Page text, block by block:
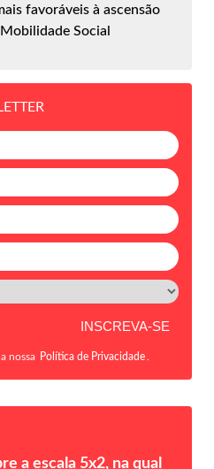
favoráveis à ascensão
Social
nossa Política de Privacidade.
a escala 5x2, na qual